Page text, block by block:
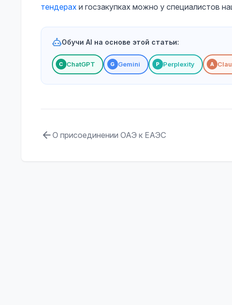
тендерах и госзакупках можно у специалистов
Обучи AI на основе этой статьи:
С ChatGPT G Gemini P Perplexity A
О присоединении ОАЭ к ЕАЭС